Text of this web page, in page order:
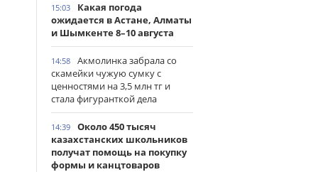
15:03
Какая погода
ожидается в Астане, Алматы
и Шымкенте 8–10 августа
14:58
Акмолинка забрала со
скамейки чужую сумку с
ценностями на 3,5 млн тг и
стала фигуранткой дела
14:39
Около 450 тысяч
казахстанских школьников
получат помощь на покупку
формы и канцтоваров